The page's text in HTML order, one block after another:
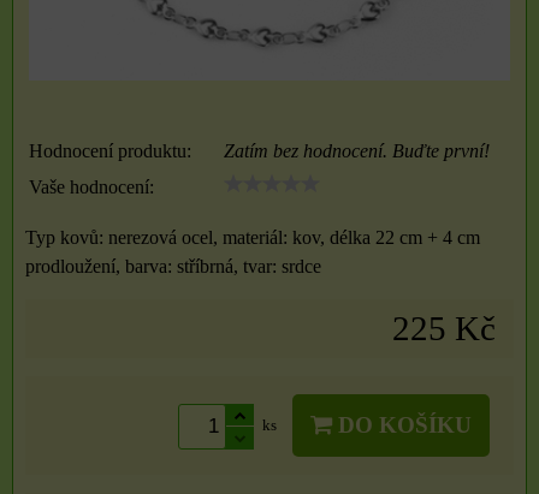
Hodnocení produktu:
Zatím bez hodnocení. Buďte první!
Vaše hodnocení:
Typ kovů: nerezová ocel, materiál: kov, délka 22 cm + 4 cm
prodloužení, barva: stříbrná, tvar: srdce
225 Kč
ks DO KOŠÍKU